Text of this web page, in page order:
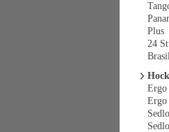
Plus
24
Ergo